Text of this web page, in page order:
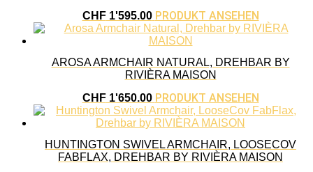
CHF1'595.00 PRODUKT ANSEHEN
AROSA ARMCHAIR NATURAL, DREHBAR BY
RIVIÈRA MAISON
CHF1'650.00 PRODUKT ANSEHEN
HUNTINGTON SWIVEL ARMCHAIR, LOOSECOV
FABFLAX, DREHBAR BY RIVIÈRA MAISON